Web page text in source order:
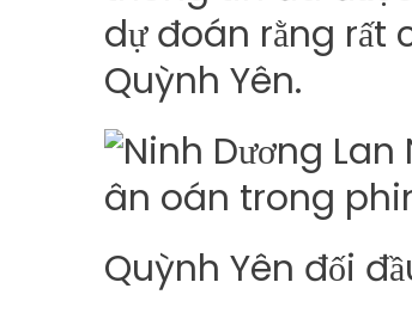
dự đoán rằng rất
Quỳnh Yên.
Quỳnh Yên đối